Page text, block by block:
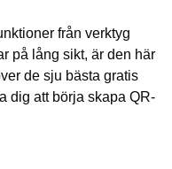
från verktyg
på lång sikt, är den här
de sju bästa gratis
dig att börja skapa QR-